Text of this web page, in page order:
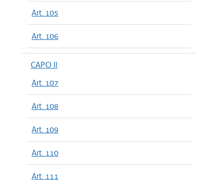
Art. 105
Art. 106
CAPO II
Art. 107
Art. 108
Art. 109
Art. 110
Art. 111